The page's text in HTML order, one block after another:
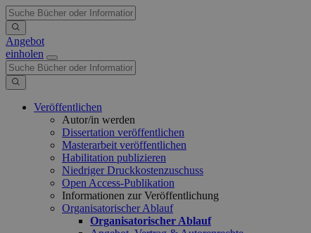
Angebot
einholen
Veröffentlichen
Autor/in werden
Dissertation veröffentlichen
Masterarbeit veröffentlichen
Habilitation publizieren
Niedriger Druckkostenzuschuss
Open Access-Publikation
Informationen zur Veröffentlichung
Organisatorischer Ablauf
Organisatorischer Ablauf